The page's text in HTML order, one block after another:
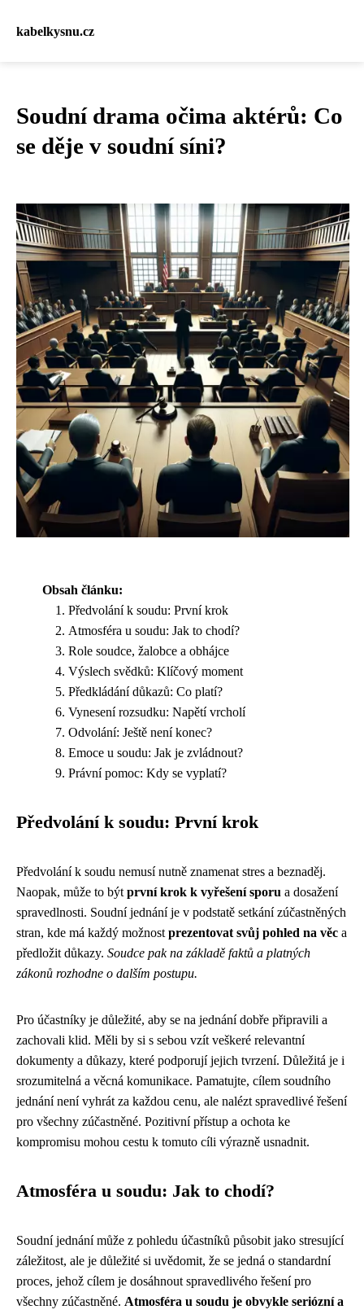
kabelkysnu.cz
Soudní drama očima aktérů: Co
se děje v soudní síni?
Obsah článku:
Předvolání k soudu: První krok
Atmosféra u soudu: Jak to chodí?
Role soudce, žalobce a obhájce
Výslech svědků: Klíčový moment
Předkládání důkazů: Co platí?
Vynesení rozsudku: Napětí vrcholí
Odvolání: Ještě není konec?
Emoce u soudu: Jak je zvládnout?
Právní pomoc: Kdy se vyplatí?
Předvolání k soudu: První krok
Předvolání k soudu nemusí nutně znamenat stres a beznaděj.
Naopak, může to být první krok k vyřešení sporu a dosažení
spravedlnosti. Soudní jednání je v podstatě setkání zúčastněných
stran, kde má každý možnost prezentovat svůj pohled na věc a
předložit důkazy. Soudce pak na základě faktů a platných
zákonů rozhodne o dalším postupu.
Pro účastníky je důležité, aby se na jednání dobře připravili a
zachovali klid. Měli by si s sebou vzít veškeré relevantní
dokumenty a důkazy, které podporují jejich tvrzení. Důležitá je i
srozumitelná a věcná komunikace. Pamatujte, cílem soudního
jednání není vyhrát za každou cenu, ale nalézt spravedlivé řešení
pro všechny zúčastněné. Pozitivní přístup a ochota ke
kompromisu mohou cestu k tomuto cíli výrazně usnadnit.
Atmosféra u soudu: Jak to chodí?
Soudní jednání může z pohledu účastníků působit jako stresující
záležitost, ale je důležité si uvědomit, že se jedná o standardní
proces, jehož cílem je dosáhnout spravedlivého řešení pro
všechny zúčastněné. Atmosféra u soudu je obvykle seriózní a